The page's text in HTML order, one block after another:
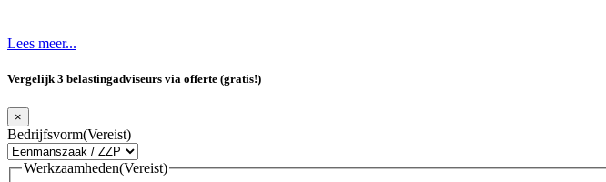
Lees meer...
Vergelijk 3 belastingadviseurs via offerte (gratis!)
×
Bedrijfsvorm(Vereist)
Werkzaamheden(Vereist)